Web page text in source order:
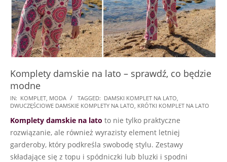
Komplety damskie na lato – sprawdź, co będzie
modne
2024-
02-
12
IN: KOMPLET MODA TAGGED: DAMSKI KOMPLET NA LATO
DWUCZĘŚCIOWE DAMSKIE KOMPLETY NA LATO KRÓTKI KOMPLET NA LATO
Komplety damskie na lato to nie tylko praktyczne
rozwiązanie, ale również wyrazisty element letniej
garderoby, który podkreśla swobodę stylu. Zestawy
składające się z topu i spódniczki lub bluzki i spodni